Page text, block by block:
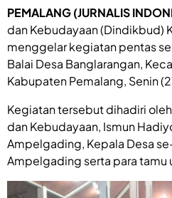
PEMALANG (JURNALIS
dan Kebudayaan (Dindikbud)
menggelar kegiatan pentas
Balai Desa Banglarangan,
Kabupaten Pemalang, Senin
Kegiatan tersebut dihadiri
dan Kebudayaan, Ismun
Ampelgading, Kepala Desa
Ampelgading serta para tamu